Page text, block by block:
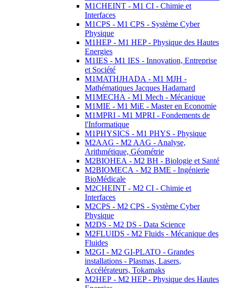
M1CHEINT - M1 CI - Chimie et
Interfaces
M1CPS - M1 CPS - Système Cyber
Physique
M1HEP - M1 HEP - Physique des Hautes
Energies
M1IES - M1 IES - Innovation, Entreprise
et Société
M1MATHJHADA - M1 MJH -
Mathématiques Jacques Hadamard
M1MECHA - M1 Mech - Mécanique
M1MIE - M1 MiE - Master en Economie
M1MPRI - M1 MPRI - Fondements de
l'Informatique
M1PHYSICS - M1 PHYS - Physique
M2AAG - M2 AAG - Analyse,
Arithmétique, Géométrie
M2BIOHEA - M2 BH - Biologie et Santé
M2BIOMECA - M2 BME - Ingénierie
BioMédicale
M2CHEINT - M2 CI - Chimie et
Interfaces
M2CPS - M2 CPS - Système Cyber
Physique
M2DS - M2 DS - Data Science
M2FLUIDS - M2 Fluids - Mécanique des
Fluides
M2GI - M2 GI-PLATO - Grandes
installations - Plasmas, Lasers,
Accélérateurs, Tokamaks
M2HEP - M2 HEP - Physique des Hautes